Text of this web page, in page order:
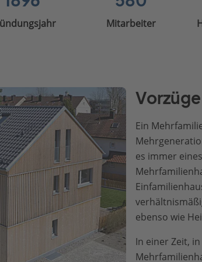
Mitarbeiter
Ein
es immer
ebenso wie
In einer Zeit,